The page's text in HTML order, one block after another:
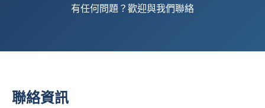
有任何問題？歡迎與我們聯絡
聯絡資訊